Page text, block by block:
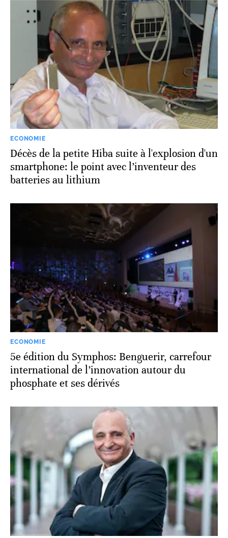
ECONOMIE
Décès de la petite Hiba suite à l'explosion d'un
smartphone: le point avec l’inventeur des
batteries au lithium
ECONOMIE
5e édition du Symphos: Benguerir, carrefour
international de l’innovation autour du
phosphate et ses dérivés